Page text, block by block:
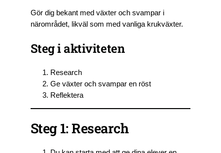
Gör dig bekant med växter och svampar i
närområdet, likväl som med vanliga krukväxter.
Steg i aktiviteten
Research
Ge växter och svampar en röst
Reflektera
Steg 1: Research